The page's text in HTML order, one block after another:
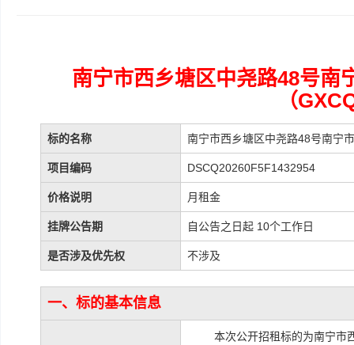
南宁市西乡塘区中尧路48号南
（
标的名称 南宁市西乡塘区中尧路48号南宁
项目编码 DSCQ20260F5F1432954
价格说明 月租金
挂牌公告期 自公告之日起 10个工作日
是否涉及优先权 不涉及
一、标的基本信息
本次公开招租标的为南宁市